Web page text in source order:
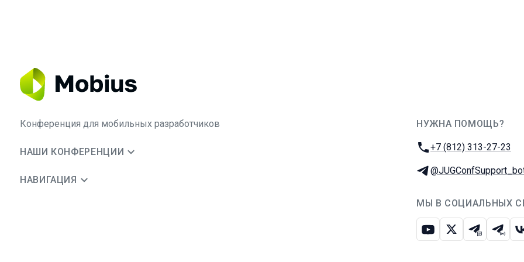
Конференция для мобильных разработчиков
НАШИ КОНФЕРЕНЦИИ
НАВИГАЦИЯ
НУЖНА ПОМОЩЬ?
Телефон:
+7 (812) 313-27-23
Телеграм:
МЫ В СОЦИАЛЬНЫХ
ЮтубИкс Телеграм-